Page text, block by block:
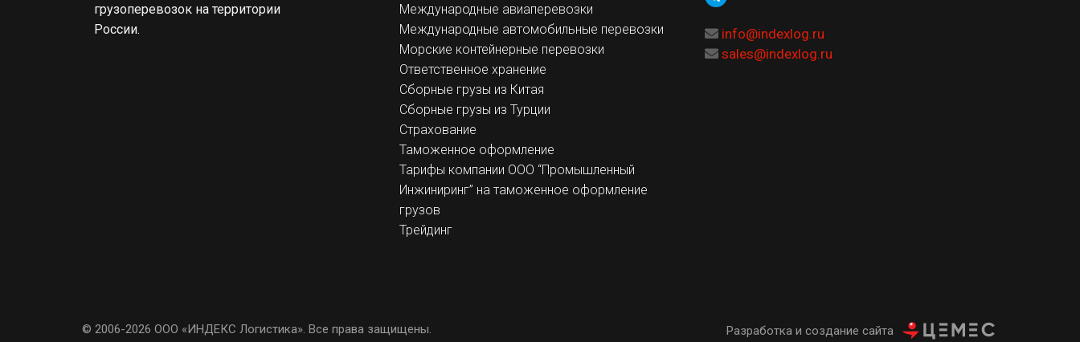
грузоперевозок на территории
России.
Международные авиаперевозки
Международные автомобильные перевозки
Морские контейнерные перевозки
Ответственное хранение
Сборные грузы из Китая
Сборные грузы из Турции
Страхование
Таможенное оформление
Тарифы компании ООО “Промышленный
Инжиниринг” на таможенное оформление
грузов
Трейдинг
info@indexlog.ru
sales@indexlog.ru
© 2006-2026 ООО «ИНДЕКС Логистика». Все права защищены. Разработка и создание сайта